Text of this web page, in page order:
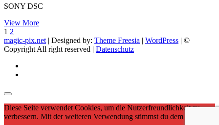
ausziehen
SONY DSC
View MoreDSC05088.jpg
Seitennummerierung
der
Page
1 Page
2
page
magic-pix.net | Designed by: Theme Freesia | WordPress | ©
Copyright All right reserved | Datenschutz
Diese Seite verwendet Cookies, um die Nutzerfreundlichkeit zu
verbessern. Mit der weiteren Verwendung stimmst du dem zu.